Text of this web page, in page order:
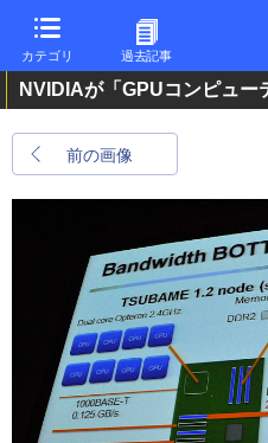
カテゴリ 過去記事
NVIDIAが「GPUコンピュー
前の画像